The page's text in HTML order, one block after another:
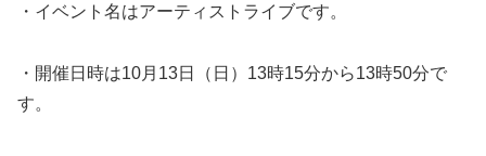
・イベント名はアーティストライブです。
・開催日時は10月13日（日）13時15分から13時50分で
す。